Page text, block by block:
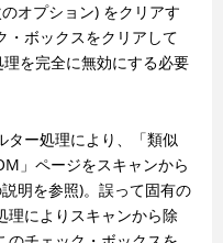
オプション) をクリアす
・ボックスをクリアして
を完全に無効にする必要
ター処理により、「類似
」ページをスキャンから
明を参照)。誤って固有の
理によりスキャンから除